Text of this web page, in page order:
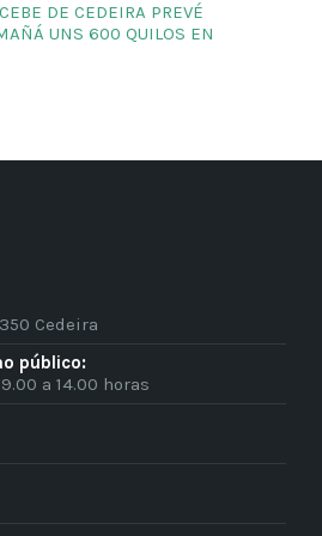
DE CEDEIRA PREVÉ
UNS 600 QUILOS EN
Cedeira
público:
a 14.00 horas